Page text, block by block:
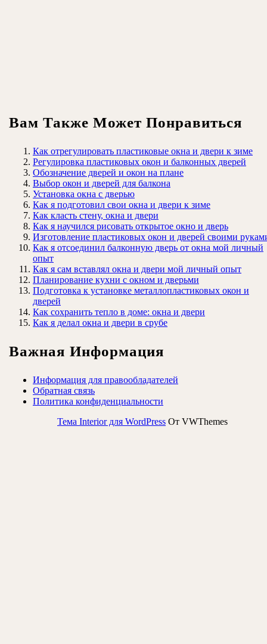
Вам Также Может Понравиться
Как отрегулировать пластиковые окна и двери к зиме
Регулировка пластиковых окон и балконных дверей
Обозначение дверей и окон на плане
Выбор окон и дверей для балкона
Установка окна с дверью
Как я подготовил свои окна и двери к зиме
Как класть стену, окна и двери
Как я научился рисовать открытое окно и дверь
Изготовление пластиковых окон и дверей своими
Как я отсоединил балконную дверь от окна мой личный
опыт
Как я сам вставлял окна и двери мой личный опыт
Планирование кухни с окном и дверьми
Подготовка к установке металлопластиковых окон и
дверей
Как сохранить тепло в доме: окна и двери
Как я делал окна и двери в срубе
Важная Информация
Информация для правообладателей
Обратная связь
Политика конфиденциальности
Тема Interior для WordPress От VWThemes